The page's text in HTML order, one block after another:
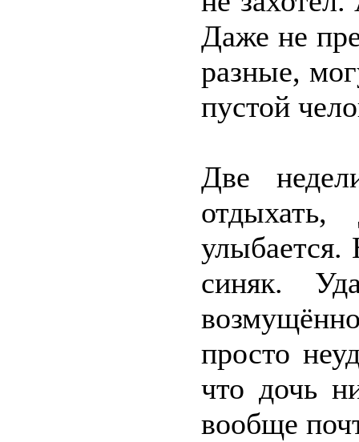
Даже не
разные,
пустой
Две
улыбается.
синяк.
просто
что дочь
вообще